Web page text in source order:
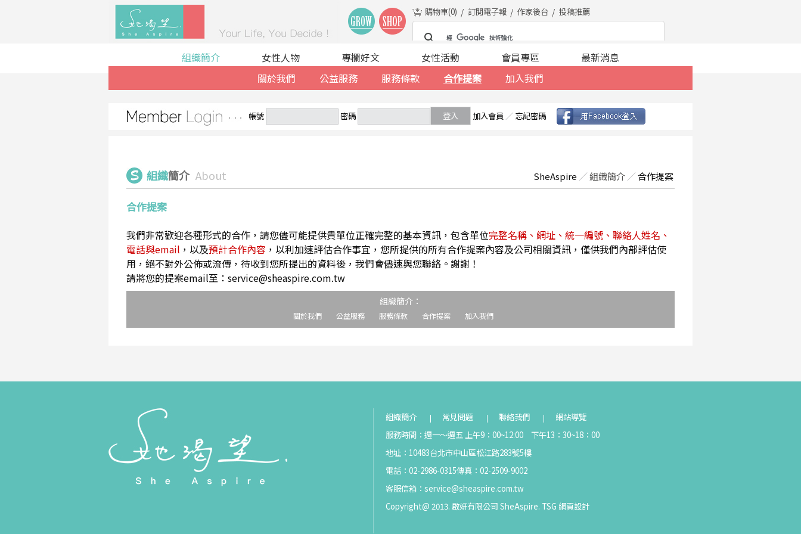
購物車(0) 訂閱電子報 作家後台 投稿推薦
組織簡介
關於我們
公益服務 服務條款 合作提案 加入我們
女性人物 專欄好文 女性活動 會員專區 最新消息
帳號 密碼 登入 加入會員 ／ 忘記密碼
組織簡介 About SheAspire ／組織簡介 ／合作提案
合作提案
我們非常歡迎各種形式的合作，請您儘可能提供貴單位正確完整的基本資訊，包含單位完整名稱、網址、統一編號、聯絡人姓名、
電話與email ，以及預計合作內容 ，以利加速評估合作事宜，您所提供的所有合作提案內容及公司相關資訊，僅供我們內部評估使
用，絕不對外公佈或流傳，待收到您所提出的資料後，我們會儘速與您聯絡。謝謝！
請將您的提案email至：service@sheaspire.com.tw
組織簡介：
關於我們 公益服務 服務條款 合作提案 加入我們
組織簡介 常見問題 聯絡我們
網站導覽
服務時間：週一～週五 上午9：00~12:00 下午13：30~18：00
地址：10483台北市中山區松江路283號5樓
電話：02-2986-0315傳真：02-2509-9002
客服信箱： service@sheaspire.com.tw
Copyright@ 2013. 啟妍有限公司 SheAspire. TSG 網頁設計